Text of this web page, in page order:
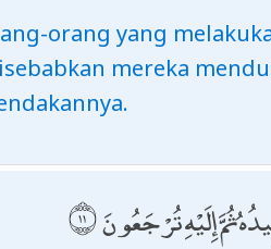
orang yang
mereka
ثُمَّ إِلَيْهِ تُرْجَعُونَ